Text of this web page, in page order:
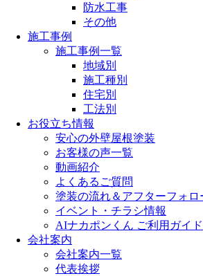
防水工事
その他
施工事例
施工事例一覧
地域別
施工種別
住宅別
工法別
お役立ち情報
安心の外壁屋根塗装
お客様の声一覧
動画紹介
よくあるご質問
塗装の流れ＆アフターフォロ
イベント・チラシ情報
AIナカポンくん ご利用ガイド
会社案内
会社案内一覧
代表挨拶